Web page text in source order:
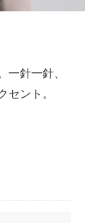
一針一針、
セント。